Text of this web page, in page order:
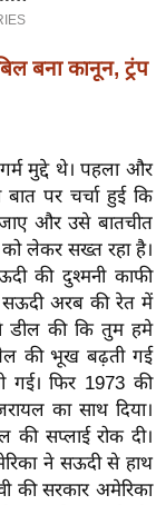
बना कानून, ट्रंप
मुद्दे थे। पहला और
बात पर चर्चा हुई कि
और उसे बातचीत
को लेकर सख्त रहा है।
की दुश्मनी काफी
सऊदी अरब की रेत में
डील की कि तुम हमे
की भूख बढ़ती गई
गई। फिर 1973 की
का साथ दिया।
सप्लाई रोक दी।
ने सऊदी से हाथ
की सरकार अमेरिका